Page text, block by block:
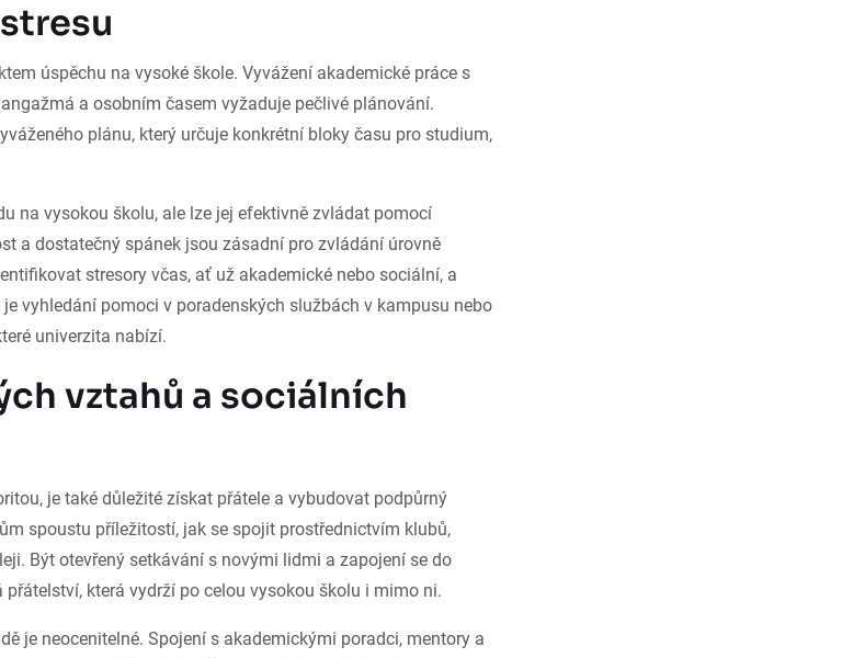
úspěchu na vysoké škole. Vyvážení akademické práce s
a osobním časem vyžaduje pečlivé plánování.
plánu, který určuje konkrétní bloky času pro studium,
na vysokou školu, ale lze jej efektivně zvládat pomocí
a dostatečný spánek jsou zásadní pro zvládání úrovně
stresory včas, ať už akademické nebo sociální, a
vyhledání pomoci v poradenských službách v kampusu nebo
univerzita nabízí.
vztahů a sociálních
je také důležité získat přátele a vybudovat podpůrný
spoustu příležitostí, jak se spojit prostřednictvím klubů,
Být otevřený setkávání s novými lidmi a zapojení se do
která vydrží po celou vysokou školu i mimo ni.
je neocenitelné. Spojení s akademickými poradci, mentory a